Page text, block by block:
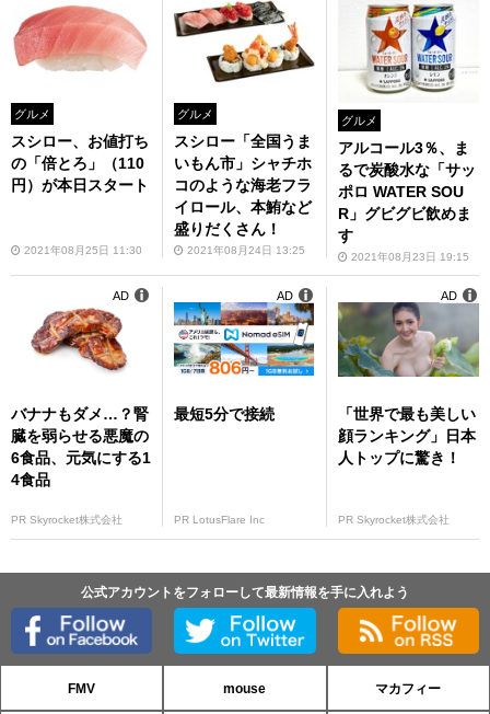
グルメ
スシロー、お値打ち
の「倍とろ」（110
円）が本日スタート
2021年08月25日 11:30
グルメ
スシロー「全国うま
いもん市」シャチホ
コのような海老フラ
イロール、本鮪など
盛りだくさん！
2021年08月24日 13:25
グルメ
アルコール3％、ま
るで炭酸水な「サッ
ポロ WATER SOU
R」グビグビ飲めま
す
2021年08月23日 19:15
バナナもダメ…？腎
臓を弱らせる悪魔の
6食品、元気にする1
4食品
PR Skyrocket株式会社
AD
最短5分で接続
PR LotusFlare Inc
AD
「世界で最も美しい
顔ランキング」日本
人トップに驚き！
PR Skyrocket株式会社
AD
公式アカウントをフォローして最新情報を手に入れよう
FMV mouse マカフィー